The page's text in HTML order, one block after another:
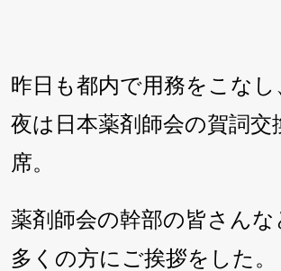
昨日も都内で用務をこなし
夜は日本薬剤師会の賀詞交
席。
薬剤師会の幹部の皆さんな
多くの方にご挨拶をした。